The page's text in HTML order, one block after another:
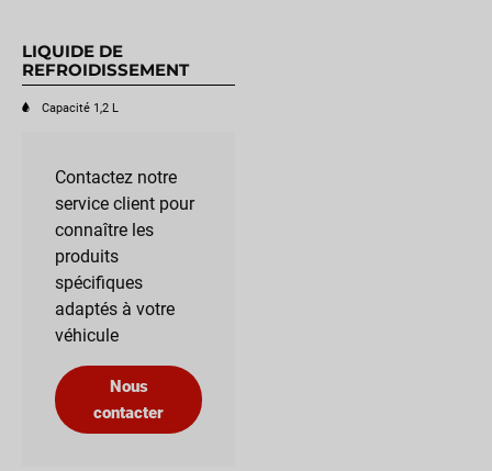
LIQUIDE DE
REFROIDISSEMENT
Capacité 1,2 L
Contactez notre
service client pour
connaître les
produits
spécifiques
adaptés à votre
véhicule
Nous
contacter